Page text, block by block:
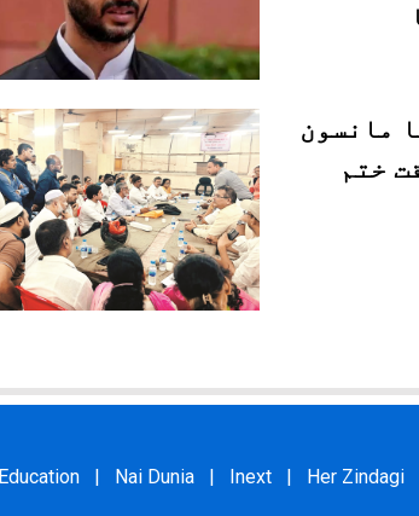
مانسون
ختم
Education Nai Dunia Inext Her Zindagi